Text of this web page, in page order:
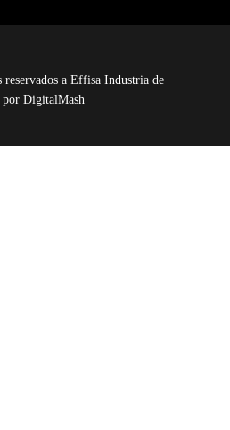
a Effisa Industria de
DigitalMash